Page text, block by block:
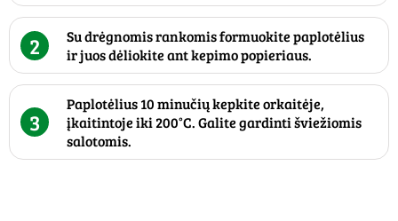
2
Su drėgnomis rankomis formuokite paplotėlius
ir juos dėliokite ant kepimo popieriaus.
3
Paplotėlius 10 minučių kepkite orkaitėje,
įkaitintoje iki 200°C. Galite gardinti šviežiomis
salotomis.